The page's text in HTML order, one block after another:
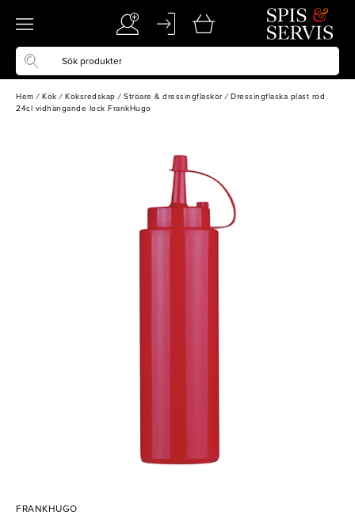
Hem / Kök / Köksredskap / Ströare & dressingflaskor / Dressingflaska plast röd
24cl vidhängande lock FrankHugo
FRANKHUGO